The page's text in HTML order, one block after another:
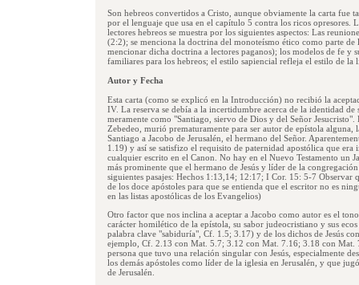
Son hebreos convertidos a Cristo, aunque obviamente la carta fue
por el lenguaje que usa en el capítulo 5 contra los ricos opresores.
lectores hebreos se muestra por los siguientes aspectos: Las
(2:2); se menciona la doctrina del monoteísmo ético como parte
mencionar dicha doctrina a lectores paganos); los modelos de fe y
familiares para los hebreos; el estilo sapiencial refleja el estilo de la
Autor y Fecha
Esta carta (como se explicó en la Introducción) no recibió la
IV. La reserva se debía a la incertidumbre acerca de la identidad de
meramente como "Santiago, siervo de Dios y del Señor
Zebedeo, murió prematuramente para ser autor de epístola alguna,
Santiago a Jacobo de Jerusalén, el hermano del Señor.
1.19) y así se satisfizo el requisito de paternidad apostólica que era
cualquier escrito en el Canon. No hay en el Nuevo Testamento un
más prominente que el hermano de Jesús y líder de la
siguientes pasajes: Hechos 1:13,14; 12:17; I Cor. 15: 5-7 Observar
de los doce apóstoles para que se entienda que el escritor no es
en las listas apostólicas de los Evangelios)
Otro factor que nos inclina a aceptar a Jacobo como autor es el
carácter homilético de la epístola, su sabor judeocristiano y sus
palabra clave "sabiduría", Cf. 1.5; 3.17) y de los dichos de Jesús
ejemplo, Cf. 2.13 con Mat. 5.7; 3.12 con Mat. 7.16; 3.18 con Mat.
persona que tuvo una relación singular con Jesús, especialmente
los demás apóstoles como líder de la iglesia en Jerusalén, y que
de Jerusalén.